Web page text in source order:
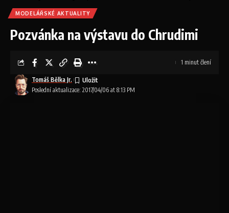
MODELÁŘSKÉ AKTUALITY
Pozvánka na výstavu do Chrudimi
Poslední aktualizace: 2017/04/06 at 8:13 PM
Tomáš Bělka Jr.
1 minut člení